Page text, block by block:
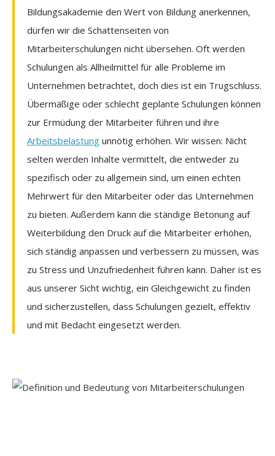
Bildungsakademie den Wert von Bildung anerkennen,
dürfen wir die Schattenseiten von
Mitarbeiterschulungen nicht übersehen. Oft werden
Schulungen als Allheilmittel für alle Probleme im
Unternehmen betrachtet, doch dies ist ein Trugschluss.
Übermäßige oder schlecht geplante Schulungen können
zur Ermüdung der Mitarbeiter führen und ihre
Arbeitsbelastung unnötig erhöhen. Wir wissen: Nicht
selten werden Inhalte vermittelt, die entweder zu
spezifisch oder zu allgemein sind, um einen echten
Mehrwert für den Mitarbeiter oder das Unternehmen
zu bieten. Außerdem kann die ständige Betonung auf
Weiterbildung den Druck auf die Mitarbeiter erhöhen,
sich ständig anpassen und verbessern zu müssen, was
zu Stress und Unzufriedenheit führen kann. Daher ist es
aus unserer Sicht wichtig, ein Gleichgewicht zu finden
und sicherzustellen, dass Schulungen gezielt, effektiv
und mit Bedacht eingesetzt werden.